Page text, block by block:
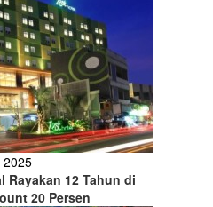
2025
Rayakan 12 Tahun di
20 Persen